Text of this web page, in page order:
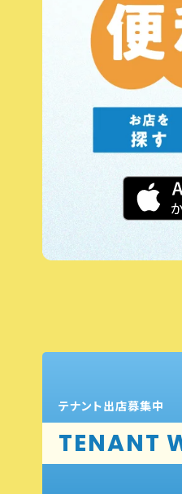
テナント出店募集中
TENANT